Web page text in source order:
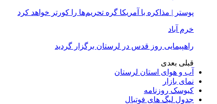
پوستر | مذاکره با آمریکا گره تحریم‌ها را کورتر خواهد کرد
خرم آباد
راهپیمایی روز قدس در لرستان برگزار گردید
قبلی بعدی
آب و هوای استان لرستان
نمای بازار
کیوسک روزنامه
جدول لیگ های فوتبال